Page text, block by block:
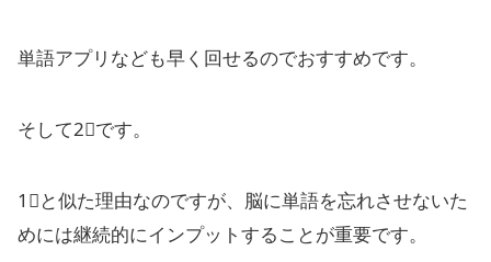
単語アプリなども早く回せるのでおすすめです。
そして2⃣です。
1⃣と似た理由なのですが、脳に単語を忘れさせないた
めには継続的にインプットすることが重要です。